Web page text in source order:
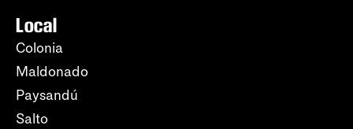
Local
Colonia
Maldonado
Paysandú
Salto